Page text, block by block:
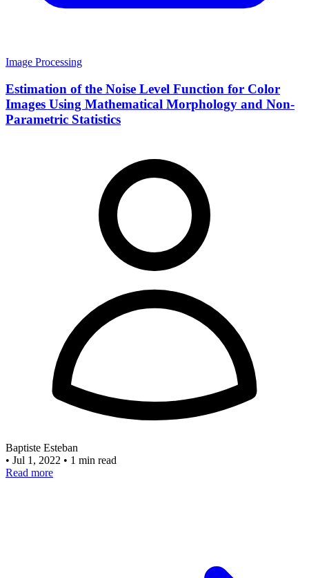
Image Processing
Estimation of the Noise Level Function for Color
Images Using Mathematical Morphology and Non-
Parametric Statistics
Baptiste Esteban
• Jul 1, 2022 • 1 min read
Read more